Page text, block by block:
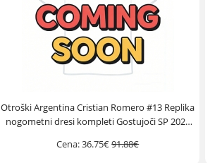
Otroški Argentina Cristian Romero #13 Replika
nogometni dresi kompleti Gostujoči SP 2026
Cena:36.75€91.88€